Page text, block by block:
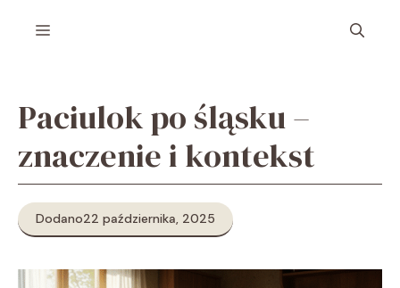
Menu
Paciulok po śląsku –
znaczenie i kontekst
Dodano22 października, 2025